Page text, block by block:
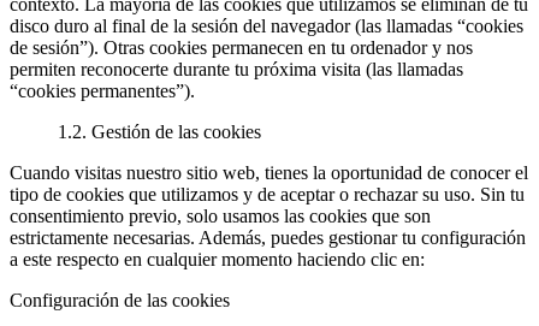
disco duro al final de la sesión del navegador (las llamadas “cookies
de sesión”). Otras cookies permanecen en tu ordenador y nos
permiten reconocerte durante tu próxima visita (las llamadas
“cookies permanentes”).
1.2. Gestión de las cookies
Cuando visitas nuestro sitio web, tienes la oportunidad de conocer el
tipo de cookies que utilizamos y de aceptar o rechazar su uso. Sin tu
consentimiento previo, solo usamos las cookies que son
estrictamente necesarias. Además, puedes gestionar tu configuración
a este respecto en cualquier momento haciendo clic en:
Configuración de las cookies